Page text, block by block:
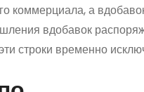
коммерциала, а
вдобавок
строки временно